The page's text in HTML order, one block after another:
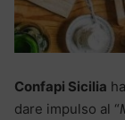
Confapi Sicilia
dare impulso al “